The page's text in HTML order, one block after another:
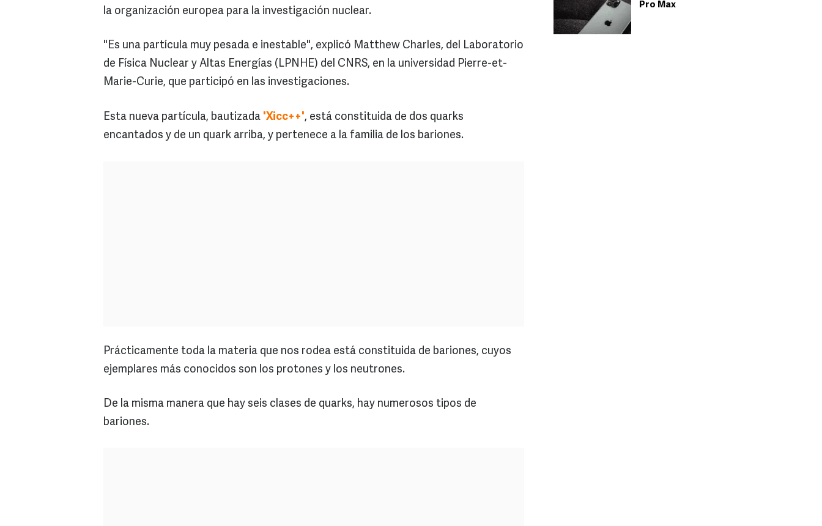
Pro Max
la organización europea para la investigación nuclear.
"Es una partícula muy pesada e inestable", explicó Matthew Charles, del Laboratorio
de Física Nuclear y Altas Energías (LPNHE) del CNRS, en la universidad Pierre-et-
Marie-Curie, que participó en las investigaciones.
Esta nueva partícula, bautizada 'Xicc++', está constituida de dos quarks
encantados y de un quark arriba, y pertenece a la familia de los bariones.
Prácticamente toda la materia que nos rodea está constituida de bariones, cuyos
ejemplares más conocidos son los protones y los neutrones.
De la misma manera que hay seis clases de quarks, hay numerosos tipos de
bariones.